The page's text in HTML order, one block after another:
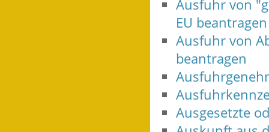
Ausfuhr von
EU beantragen
Ausfuhr von
beantragen
Ausgesetzte